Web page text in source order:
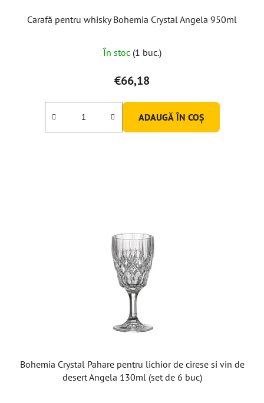
Carafă pentru whisky Bohemia Crystal Angela 950ml
În stoc (1 buc.)
€66,18
ADAUGĂ ÎN COŞ
Bohemia Crystal Pahare pentru lichior de cirese si vin de
desert Angela 130ml (set de 6 buc)